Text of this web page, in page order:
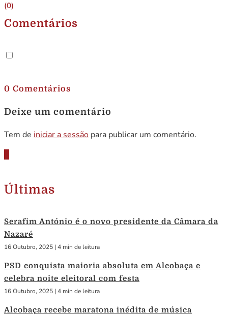
(0)
Comentários
0 Comentários
Deixe um comentário
Tem de iniciar a sessão para publicar um comentário.
Últimas
Serafim António é o novo presidente da Câmara da
Nazaré
16 Outubro, 2025 | 4 min de leitura
PSD conquista maioria absoluta em Alcobaça e
celebra noite eleitoral com festa
16 Outubro, 2025 | 4 min de leitura
Alcobaça recebe maratona inédita de música